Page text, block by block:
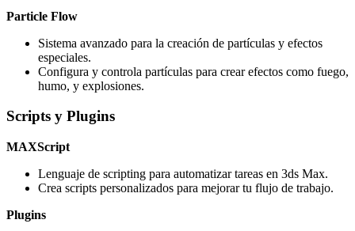
Particle Flow
Sistema avanzado para la creación de partículas y efectos
especiales.
Configura y controla partículas para crear efectos como fuego,
humo, y explosiones.
Scripts y Plugins
MAXScript
Lenguaje de scripting para automatizar tareas en 3ds Max.
Crea scripts personalizados para mejorar tu flujo de trabajo.
Plugins